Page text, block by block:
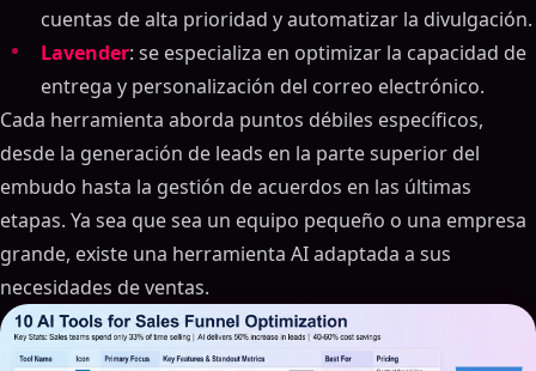
cuentas de alta prioridad y automatizar la divulgación.
Lavender: se especializa en optimizar la capacidad de
entrega y personalización del correo electrónico.
Cada herramienta aborda puntos débiles específicos,
desde la generación de leads en la parte superior del
embudo hasta la gestión de acuerdos en las últimas
etapas. Ya sea que sea un equipo pequeño o una empresa
grande, existe una herramienta AI adaptada a sus
necesidades de ventas.